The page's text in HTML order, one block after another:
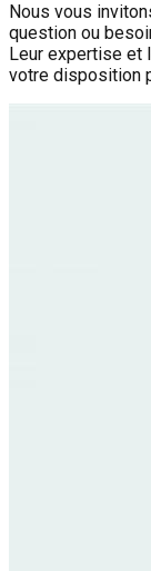
Nous vous
question ou
Leur expertise et
votre disposition